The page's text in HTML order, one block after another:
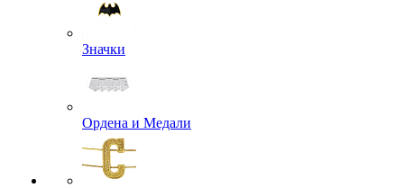
Значки
Ордена и Медали